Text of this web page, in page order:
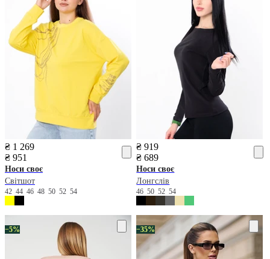
₴ 1 269
₴ 951
Носи своє
Світшот
42 44 46 48 50 52 54
₴ 919
₴ 689
Носи своє
Лонгслів
46505254
−5% −35%